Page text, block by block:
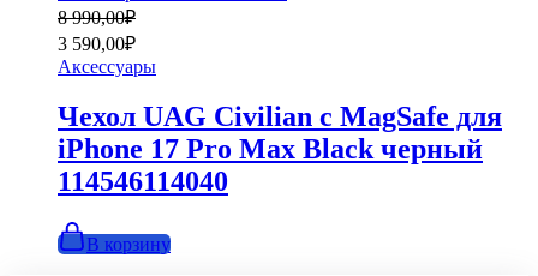
8 990,00₽
Первоначальная
цена
составляла
8
990,00₽.
3 590,00₽
Текущая
цена:
3
590,00₽.
Аксессуары
Чехол UAG Civilian с MagSafe для
iPhone 17 Pro Max Black черный
114546114040
В корзину